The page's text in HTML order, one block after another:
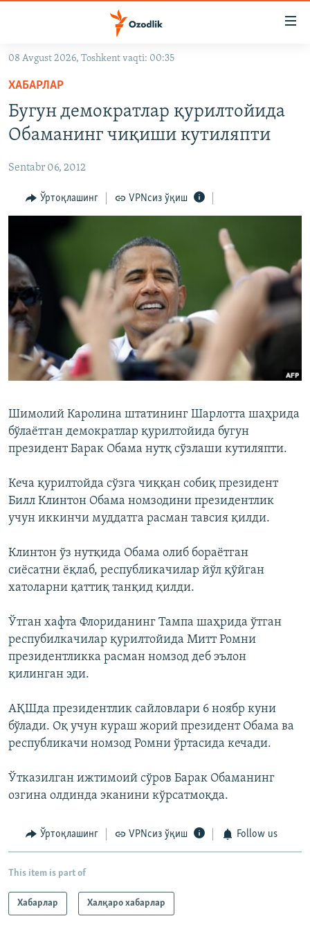
Асосий
навигацияга
ўтинг
Қидиришга
OZODARXIV
На русском
ИЖТИМОИЙ ТАРМОҚЛАР
Озодлик бошқа тилларда
08 Avgust 2026, Toshkent vaqti: 00:35
ХАБАРЛАР
Бугун демократлар қурилтойида
Обаманинг чиқиши кутиляпти
Sentabr 06, 2012
Ўртоқлашинг VPNсиз ўқиш
Шимолий Каролина штатининг Шарлотта шаҳрида
бўлаётган демократлар қурилтойида бугун
президент Барак Обама нутқ сўзлаши кутиляпти.
Кеча қурилтойда сўзга чиққан собиқ президент
Билл Клинтон Обама номзодини президентлик
учун иккинчи муддатга расман тавсия қилди.
Клинтон ўз нутқида Обама олиб бораётган
сиёсатни ёқлаб, республикачилар йўл қўйган
хатоларни қаттиқ танқид қилди.
Ўтган хафта Флориданинг Тампа шаҳрида ўтган
респубилкачилар қурилтойида Митт Ромни
президентликка расман номзод деб эълон
қилинган эди.
АҚШда президентлик сайловлари 6 ноябр куни
бўлади. Оқ учун кураш жорий президент Обама ва
республикачи номзод Ромни ўртасида кечади.
Ўтказилган ижтимоий сўров Барак Обаманинг
озгина олдинда эканини кўрсатмоқда.
Ўртоқлашинг VPNсиз ўқиш Follow us
This item is part of
Хабарлар Халқаро хабарлар